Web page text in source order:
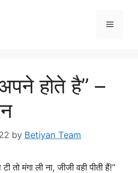
Menu
होते है” –
by Betiyan Team
तो मंगा ली ना, जीजी वही पीती हैं!”